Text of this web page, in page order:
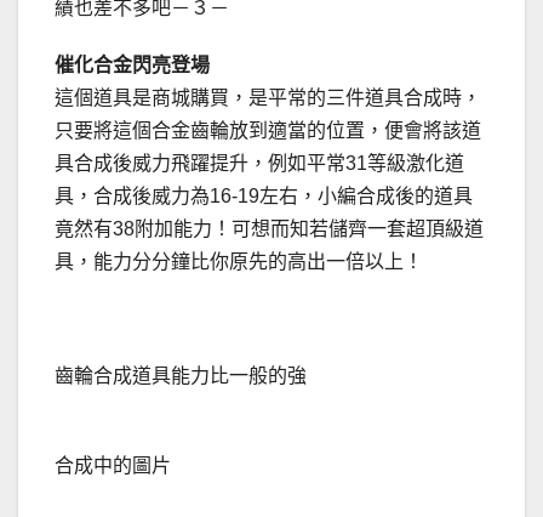
績也差不多吧－３－
催化合金閃亮登場
這個道具是商城購買，是平常的三件道具合成時，
只要將這個合金齒輪放到適當的位置，便會將該道
具合成後威力飛躍提升，例如平常31等級激化道
具，合成後威力為16-19左右，小編合成後的道具
竟然有38附加能力！可想而知若儲齊一套超頂級道
具，能力分分鐘比你原先的高出一倍以上！
齒輪合成道具能力比一般的強
合成中的圖片